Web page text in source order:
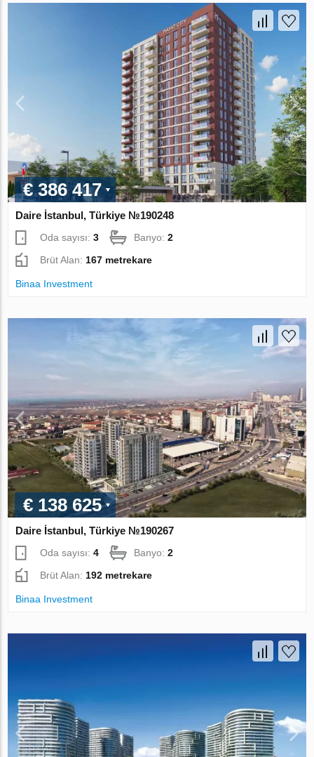
€ 386 417
Daire İstanbul, Türkiye №190248
Oda sayısı:3 Banyo:2
Brüt Alan: 167 metrekare
Binaa Investment
€ 138 625
Daire İstanbul, Türkiye №190267
Oda sayısı:4 Banyo:2
Brüt Alan: 192 metrekare
Binaa Investment